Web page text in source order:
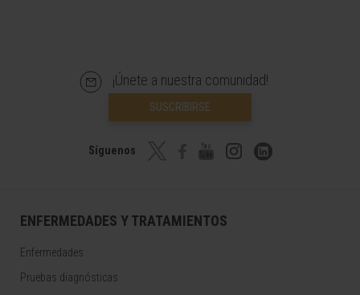
¡Únete a nuestra comunidad!
SUSCRIBIRSE
Síguenos
ENFERMEDADES Y TRATAMIENTOS
Enfermedades
Pruebas diagnósticas